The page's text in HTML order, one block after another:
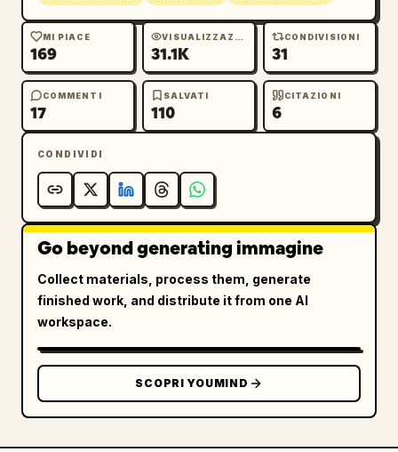
MI PIACE
169
VISUALIZZAZIONI
31.1K
CONDIVISIONI
31
COMMENTI
17
SALVATI
110
CITAZIONI
6
CONDIVIDI
Go beyond generating immagine
Collect materials, process them, generate
finished work, and distribute it from one AI
workspace.
SCOPRI YOUMIND